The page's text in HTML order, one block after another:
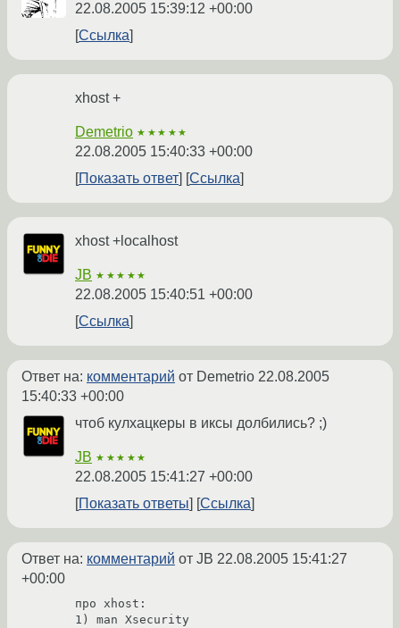
22.08.2005 15:39:12 +00:00
Ссылка
xhost +
Demetrio ★★★★★
22.08.2005 15:40:33 +00:00
Показать ответ
Ссылка
xhost +localhost
JB ★★★★★
22.08.2005 15:40:51 +00:00
Ссылка
Ответ на: комментарий от Demetrio 22.08.2005
15:40:33 +00:00
чтоб кулхацкеры в иксы долбились? ;)
JB ★★★★★
22.08.2005 15:41:27 +00:00
Показать ответы
Ссылка
Ответ на: комментарий от JB 22.08.2005 15:41:27
+00:00
про xhost:
1) man Xsecurity